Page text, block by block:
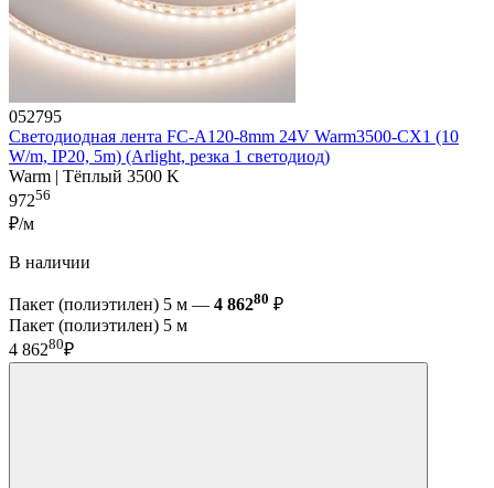
052795
Светодиодная лента FC-A120-8mm 24V Warm3500-CX1 (10
W/m, IP20, 5m) (Arlight, резка 1 светодиод)
Warm | Тёплый 3500 K
97256
₽/м
В наличии
Пакет (полиэтилен) 5 м — 4 86280 ₽
Пакет (полиэтилен) 5 м
4 86280₽